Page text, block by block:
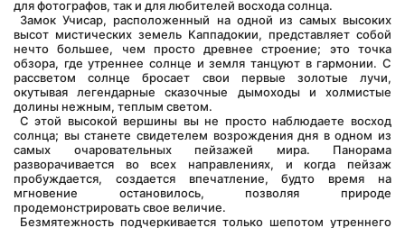
для фотографов, так и для любителей восхода солнца.
высот мистических земель Каппадокии, представляет собой
нечто большее, чем просто древнее строение; это точка
обзора, где утреннее солнце и земля танцуют в гармонии. С
рассветом солнце бросает свои первые золотые лучи,
окутывая легендарные сказочные дымоходы и холмистые
долины нежным, теплым светом.
солнца; вы станете свидетелем возрождения дня в одном из
самых очаровательных пейзажей мира. Панорама
разворачивается во всех направлениях, и когда пейзаж
пробуждается, создается впечатление, будто время на
мгновение остановилось, позволяя природе
продемонстрировать свое величие.